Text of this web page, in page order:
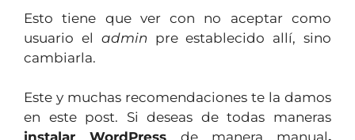
Esto tiene que ver con no aceptar como
usuario el admin pre establecido allí, sino
cambiarla.
Este y muchas recomendaciones te la damos
en este post. Si deseas de todas maneras